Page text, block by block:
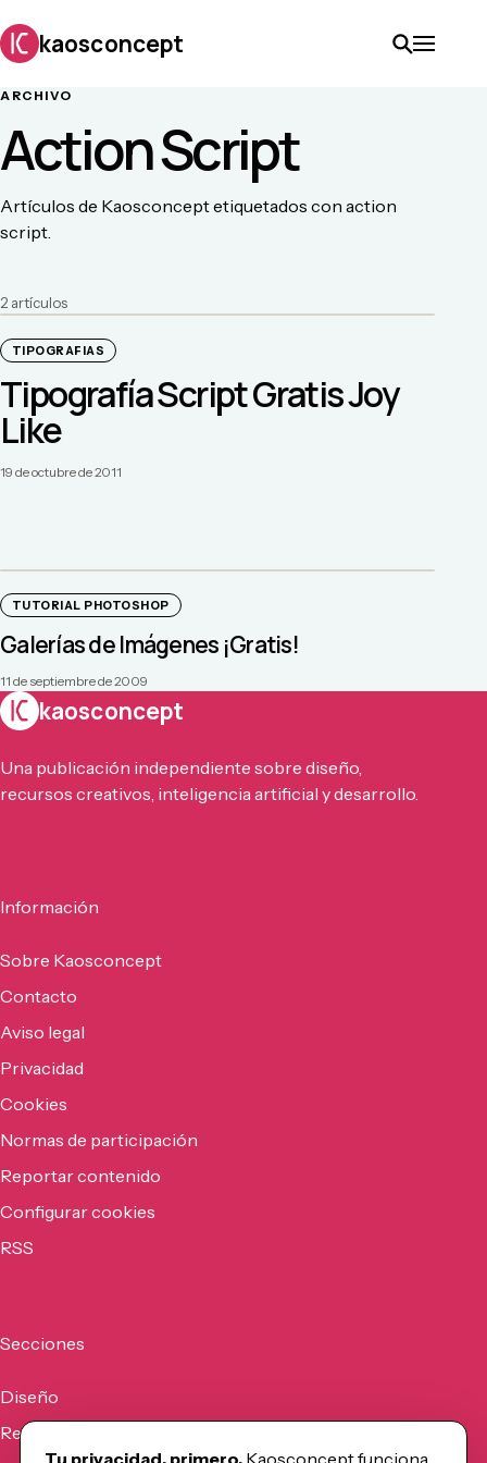
kaosconcept
ARCHIVO
Action Script
Artículos de Kaosconcept etiquetados con action
script.
2 artículos
TIPOGRAFIAS
Tipografía Script Gratis Joy
Like
19 de octubre de 2011
TUTORIAL PHOTOSHOP
Galerías de Imágenes ¡Gratis!
11 de septiembre de 2009
kaosconcept
Una publicación independiente sobre diseño,
recursos creativos, inteligencia artificial y desarrollo.
Información
Sobre Kaosconcept
Contacto
Aviso legal
Privacidad
Cookies
Normas de participación
Reportar contenido
Configurar cookies
RSS
Secciones
Diseño
Recursos
Tu privacidad, primero. Kaosconcept funciona